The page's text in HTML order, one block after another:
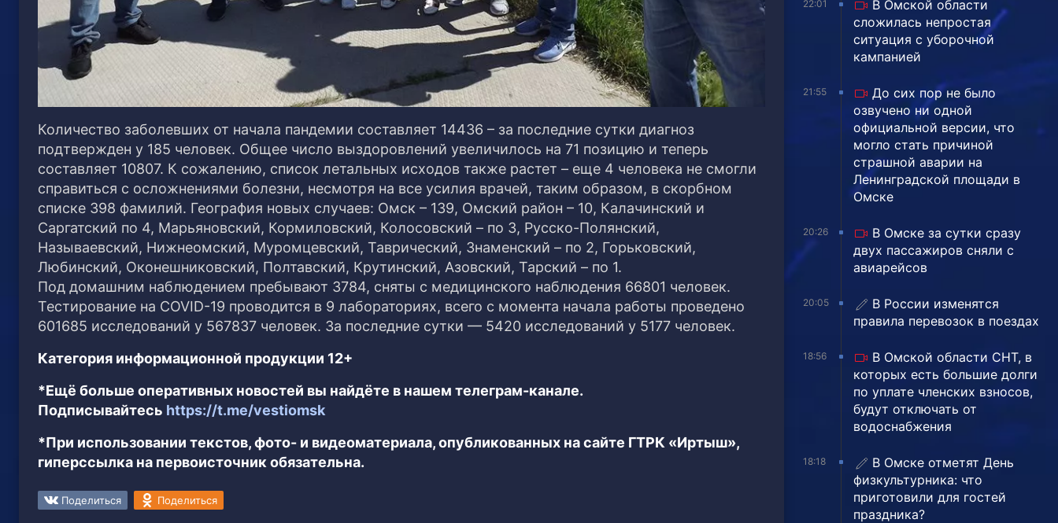
Количество заболевших от начала пандемии составляет 14436 – за последние сутки диагноз
подтвержден у 185 человек. Общее число выздоровлений увеличилось на 71 позицию и теперь
составляет 10807. К сожалению, список летальных исходов также растет – еще 4 человека не смогли
справиться с осложнениями болезни, несмотря на все усилия врачей, таким образом, в скорбном
списке 398 фамилий. География новых случаев: Омск – 139, Омский район – 10, Калачинский и
Саргатский по 4, Марьяновский, Кормиловский, Колосовский – по 3, Русско-Полянский,
Называевский, Нижнеомский, Муромцевский, Таврический, Знаменский – по 2, Горьковский,
Любинский, Оконешниковский, Полтавский, Крутинский, Азовский, Тарский – по 1.
Под домашним наблюдением пребывают 3784, сняты с медицинского наблюдения 66801 человек.
Тестирование на COVID-19 проводится в 9 лабораториях, всего с момента начала работы проведено
601685 исследований у 567837 человек. За последние сутки — 5420 исследований у 5177 человек.
Категория информационной продукции 12+
*Ещё больше оперативных новостей вы найдёте в нашем телеграм-канале.
Подписывайтесь https://t.me/vestiomsk
*При использовании текстов, фото- и видеоматериала, опубликованных на сайте ГТРК «Иртыш»,
гиперссылка на первоисточник обязательна.
Поделиться Поделиться
22:01
В Омской области
сложилась непростая
ситуация с уборочной
кампанией
21:55
До сих пор не было
озвучено ни одной
официальной версии, что
могло стать причиной
страшной аварии на
Ленинградской площади в
Омске
20:26
В Омске за сутки сразу
двух пассажиров сняли с
авиарейсов
20:05
В России изменятся
правила перевозок в поездах
18:56
В Омской области СНТ, в
которых есть большие долги
по уплате членских взносов,
будут отключать от
водоснабжения
18:18
В Омске отметят День
физкультурника: что
приготовили для гостей
праздника?